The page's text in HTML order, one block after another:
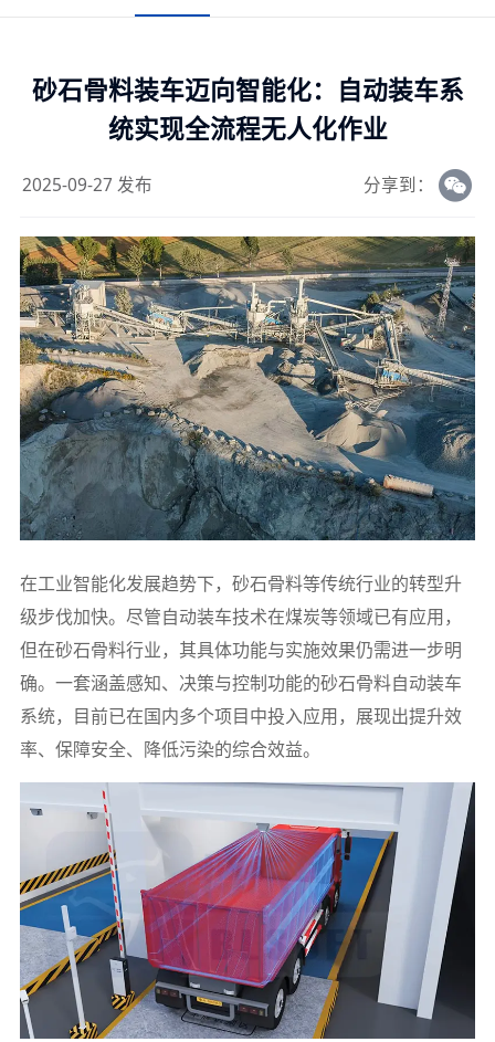
砂石骨料装车迈向智能化：自动装车系
统实现全流程无人化作业
2025-09-27 发布 分享到：
在工业智能化发展趋势下，砂石骨料等传统行业的转型升
级步伐加快。尽管自动装车技术在煤炭等领域已有应用，
但在砂石骨料行业，其具体功能与实施效果仍需进一步明
确。一套涵盖感知、决策与控制功能的砂石骨料自动装车
系统，目前已在国内多个项目中投入应用，展现出提升效
率、保障安全、降低污染的综合效益。